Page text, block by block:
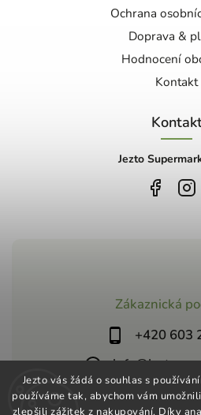
Jezto vás žádá o souhlas s
používáme tak, abychom vám
zlepšili zážitek z nakupování. Díky
Zákaznická
+420 603
Ochrana
Doprava &
Hodnocení
Kontakt
Jezto